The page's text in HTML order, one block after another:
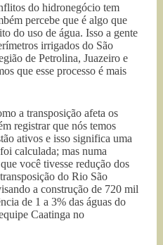
do hidronegócio tem
percebe que é algo que
do uso de água. Isso a gente
irrigados do São
de Petrolina, Juazeiro e
que esse processo é mais
a transposição afeta os
registrar que nós temos
ativos e isso significa uma
calculada; mas numa
você tivesse redução dos
do Rio São
a construção de 720 mil
de 1 a 3% das águas do
Caatinga no